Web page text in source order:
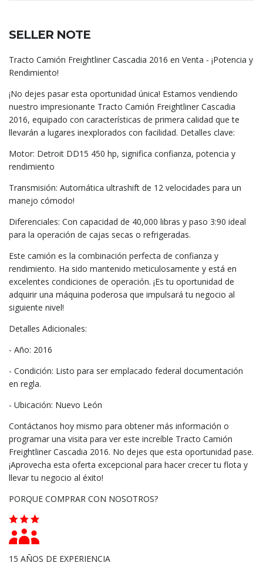
SELLER NOTE
Tracto Camión Freightliner Cascadia 2016 en Venta - ¡Potencia y
Rendimiento!
¡No dejes pasar esta oportunidad única! Estamos vendiendo
nuestro impresionante Tracto Camión Freightliner Cascadia
2016, equipado con características de primera calidad que te
llevarán a lugares inexplorados con facilidad. Detalles clave:
Motor: Detroit DD15 450 hp, significa confianza, potencia y
rendimiento
Transmisión: Automática ultrashift de 12 velocidades para un
manejo cómodo!
Diferenciales: Con capacidad de 40,000 libras y paso 3:90 ideal
para la operación de cajas secas o refrigeradas.
Este camión es la combinación perfecta de confianza y
rendimiento. Ha sido mantenido meticulosamente y está en
excelentes condiciones de operación. ¡Es tu oportunidad de
adquirir una máquina poderosa que impulsará tu negocio al
siguiente nivel!
Detalles Adicionales:
- Año: 2016
- Condición: Listo para ser emplacado federal documentación
en regla.
- Ubicación: Nuevo León
Contáctanos hoy mismo para obtener más información o
programar una visita para ver este increíble Tracto Camión
Freightliner Cascadia 2016. No dejes que esta oportunidad pase.
¡Aprovecha esta oferta excepcional para hacer crecer tu flota y
llevar tu negocio al éxito!
PORQUE COMPRAR CON NOSOTROS?
15 AÑOS DE EXPERIENCIA